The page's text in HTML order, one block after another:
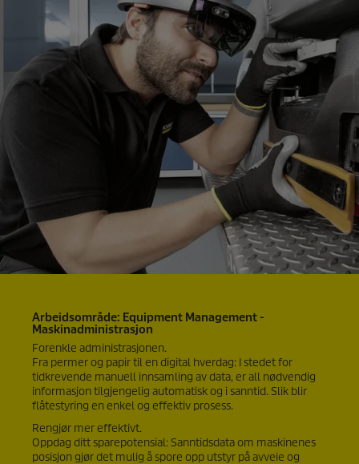
Arbeidsområde: Equipment Management -
Maskinadministrasjon
Forenkle administrasjonen.
Fra permer og papir til en digital hverdag: I stedet for
tidkrevende manuell innsamling av data, er all nødvendig
informasjon tilgjengelig automatisk og i sanntid. Slik blir
flåtestyring en enkel og effektiv prosess.
Rengjør mer effektivt.
Oppdag ditt sparepotensial: Sanntidsdata om maskinenes
posisjon gjør det mulig å spore opp utstyr på avveie og